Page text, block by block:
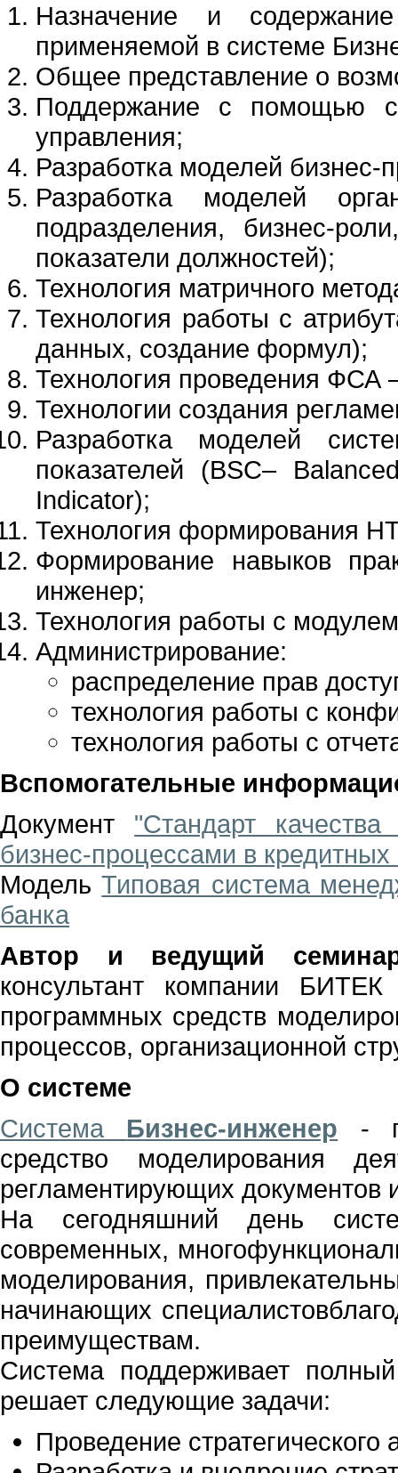
Назначение и содержание
применяемой в системе
Общее представление о
Поддержание с помощью
управления;
Разработка моделей бизнес-
Разработка моделей
подразделения, бизнес-
показатели должностей);
Технология матричного
Технология работы с
данных, создание формул);
Технология проведения ФСА
Технологии создания
Разработка моделей
показателей (BSC–
Indicator);
Технология формирования
Формирование навыков
инженер;
Технология работы с
Администрирование:
распределение прав
технология работы с
технология работы с
Вспомогательные
Документ "Стандарт
бизнес-процессами в кредитных
МодельТиповая система
банка
Автор и ведущий
консультант компании
программных средств
процессов, организационной
О системе
Система Бизнес-инженер -
средство моделирования
регламентирующих документов
На сегодняшний день
современных,
моделирования,
начинающих специалистов
преимуществам.
Система поддерживает
решает следующие задачи:
Проведение стратегического